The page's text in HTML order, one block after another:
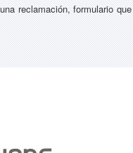
reclamación, formulario